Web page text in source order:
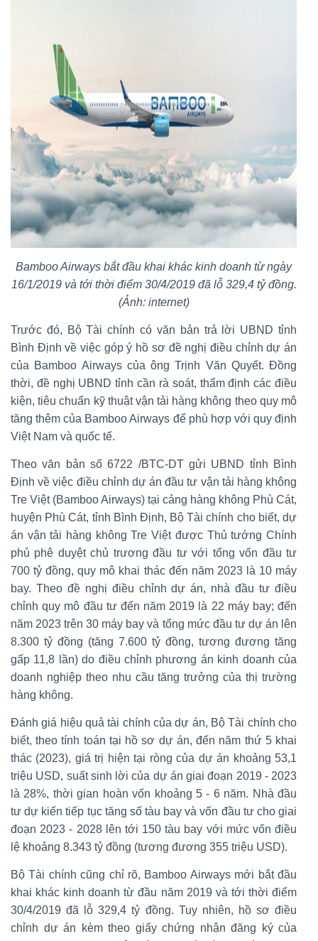
Bamboo Airways bắt đầu khai khác kinh doanh từ ngày
16/1/2019 và tới thời điểm 30/4/2019 đã lỗ 329,4 tỷ đồng.
(Ảnh: internet)
Trước đó, Bộ Tài chính có văn bản trả lời UBND tỉnh
Bình Định về việc góp ý hồ sơ đề nghị điều chỉnh dự án
của Bamboo Airways của ông Trịnh Văn Quyết. Đồng
thời, đề nghị UBND tỉnh cần rà soát, thẩm định các điều
kiện, tiêu chuẩn kỹ thuật vận tải hàng không theo quy mô
tăng thêm của Bamboo Airways để phù hợp với quy định
Việt Nam và quốc tế.
Theo văn bản số 6722 /BTC-DT gửi UBND tỉnh Bình
Định về việc điều chỉnh dự án đầu tư vận tải hàng không
Tre Việt (Bamboo Airways) tại cảng hàng không Phù Cát,
huyện Phù Cát, tỉnh Bình Định, Bộ Tài chính cho biết, dự
án vận tải hàng không Tre Việt được Thủ tướng Chính
phủ phê duyệt chủ trương đầu tư với tổng vốn đầu tư
700 tỷ đồng, quy mô khai thác đến năm 2023 là 10 máy
bay. Theo đề nghị điều chỉnh dự án, nhà đầu tư điều
chỉnh quy mô đầu tư đến năm 2019 là 22 máy bay; đến
năm 2023 trên 30 máy bay và tổng mức đầu tư dự án lên
8.300 tỷ đồng (tăng 7.600 tỷ đồng, tương đương tăng
gấp 11,8 lần) do điều chỉnh phương án kinh doanh của
doanh nghiệp theo nhu cầu tăng trưởng của thị trường
hàng không.
Đánh giá hiệu quả tài chính của dự án, Bộ Tài chính cho
biết, theo tính toán tại hồ sơ dự án, đến năm thứ 5 khai
thác (2023), giá trị hiện tại ròng của dự án khoảng 53,1
triệu USD, suất sinh lời của dự án giai đoạn 2019 - 2023
là 28%, thời gian hoàn vốn khoảng 5 - 6 năm. Nhà đầu
tư dự kiến tiếp tục tăng số tàu bay và vốn đầu tư cho giai
đoạn 2023 - 2028 lên tới 150 tàu bay với mức vốn điều
lệ khoảng 8.343 tỷ đồng (tương đương 355 triệu USD).
Bộ Tài chính cũng chỉ rõ, Bamboo Airways mới bắt đầu
khai khác kinh doanh từ đầu năm 2019 và tới thời điểm
30/4/2019 đã lỗ 329,4 tỷ đồng. Tuy nhiên, hồ sơ điều
chỉnh dự án kèm theo giấy chứng nhận đăng ký của